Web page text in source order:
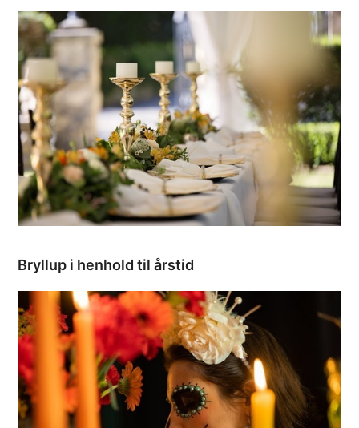
Bryllup i henhold til årstid